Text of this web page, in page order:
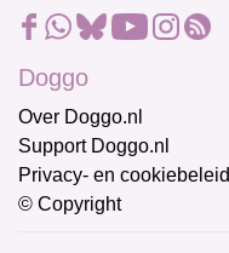
Doggo
Over Doggo.nl
Support Doggo.nl
Privacy- en cookiebeleid
© Copyright